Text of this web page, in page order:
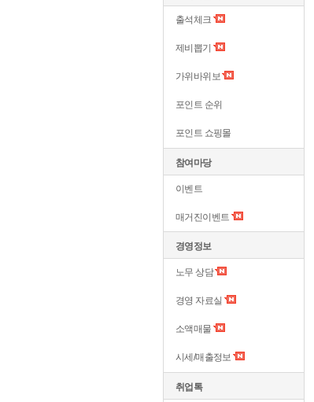
출석체크
제비뽑기
가위바위보
포인트 순위
포인트 쇼핑몰
참여마당
이벤트
매거진이벤트
경영정보
노무 상담
경영 자료실
소액매물
시세/매출정보
취업톡